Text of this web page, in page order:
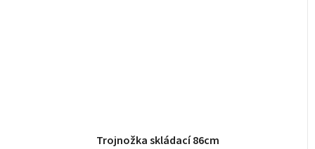
Trojnožka skládací 86cm